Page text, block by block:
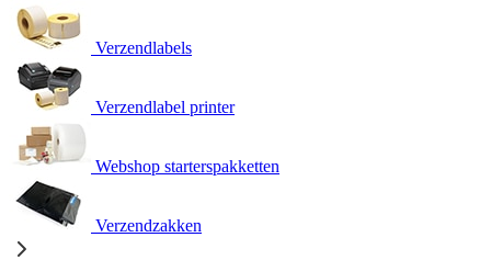
Verzendlabels
Verzendlabel printer
Webshop starterspakketten
Verzendzakken